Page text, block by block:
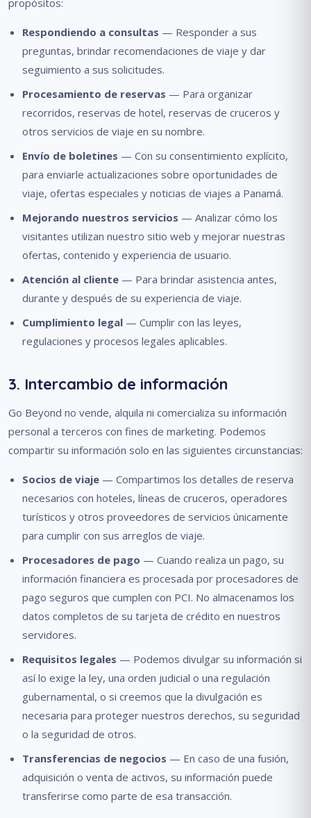
propósitos:
Respondiendo a consultas — Responder a sus
preguntas, brindar recomendaciones de viaje y dar
seguimiento a sus solicitudes.
Procesamiento de reservas — Para organizar
recorridos, reservas de hotel, reservas de cruceros y
otros servicios de viaje en su nombre.
Envío de boletines — Con su consentimiento explícito,
para enviarle actualizaciones sobre oportunidades de
viaje, ofertas especiales y noticias de viajes a Panamá.
Mejorando nuestros servicios — Analizar cómo los
visitantes utilizan nuestro sitio web y mejorar nuestras
ofertas, contenido y experiencia de usuario.
Atención al cliente — Para brindar asistencia antes,
durante y después de su experiencia de viaje.
Cumplimiento legal — Cumplir con las leyes,
regulaciones y procesos legales aplicables.
3. Intercambio de información
Go Beyond no vende, alquila ni comercializa su información
personal a terceros con fines de marketing. Podemos
compartir su información solo en las siguientes circunstancias:
Socios de viaje — Compartimos los detalles de reserva
necesarios con hoteles, líneas de cruceros, operadores
turísticos y otros proveedores de servicios únicamente
para cumplir con sus arreglos de viaje.
Procesadores de pago — Cuando realiza un pago, su
información financiera es procesada por procesadores de
pago seguros que cumplen con PCI. No almacenamos los
datos completos de su tarjeta de crédito en nuestros
servidores.
Requisitos legales — Podemos divulgar su información si
así lo exige la ley, una orden judicial o una regulación
gubernamental, o si creemos que la divulgación es
necesaria para proteger nuestros derechos, su seguridad
o la seguridad de otros.
Transferencias de negocios — En caso de una fusión,
adquisición o venta de activos, su información puede
transferirse como parte de esa transacción.